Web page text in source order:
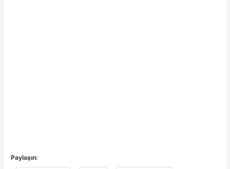
Paylaşın: